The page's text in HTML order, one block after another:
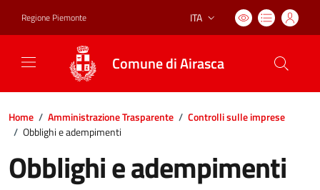
Regione Piemonte Lingua attiva:
ITA
Comune di Airasca
Home / Amministrazione Trasparente / Controlli sulle imprese
/ Obblighi e adempimenti
Obblighi e adempimenti